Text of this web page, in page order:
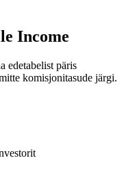
Income
edetabelist päris
komisjonitasude järgi.